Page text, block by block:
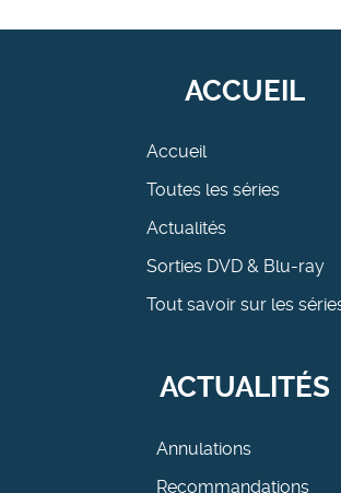
ACCUEIL
Accueil
Toutes les séries
Actualités
Sorties DVD & Blu-ray
Tout savoir sur les
ACTUALITÉS
Annulations
Recommandations